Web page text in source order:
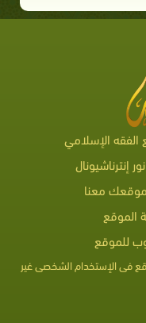
الإسلامي
إنترناشيونال
موقعك معنا
الموقع
للموقع
فى الإستخدام الشخصى غير